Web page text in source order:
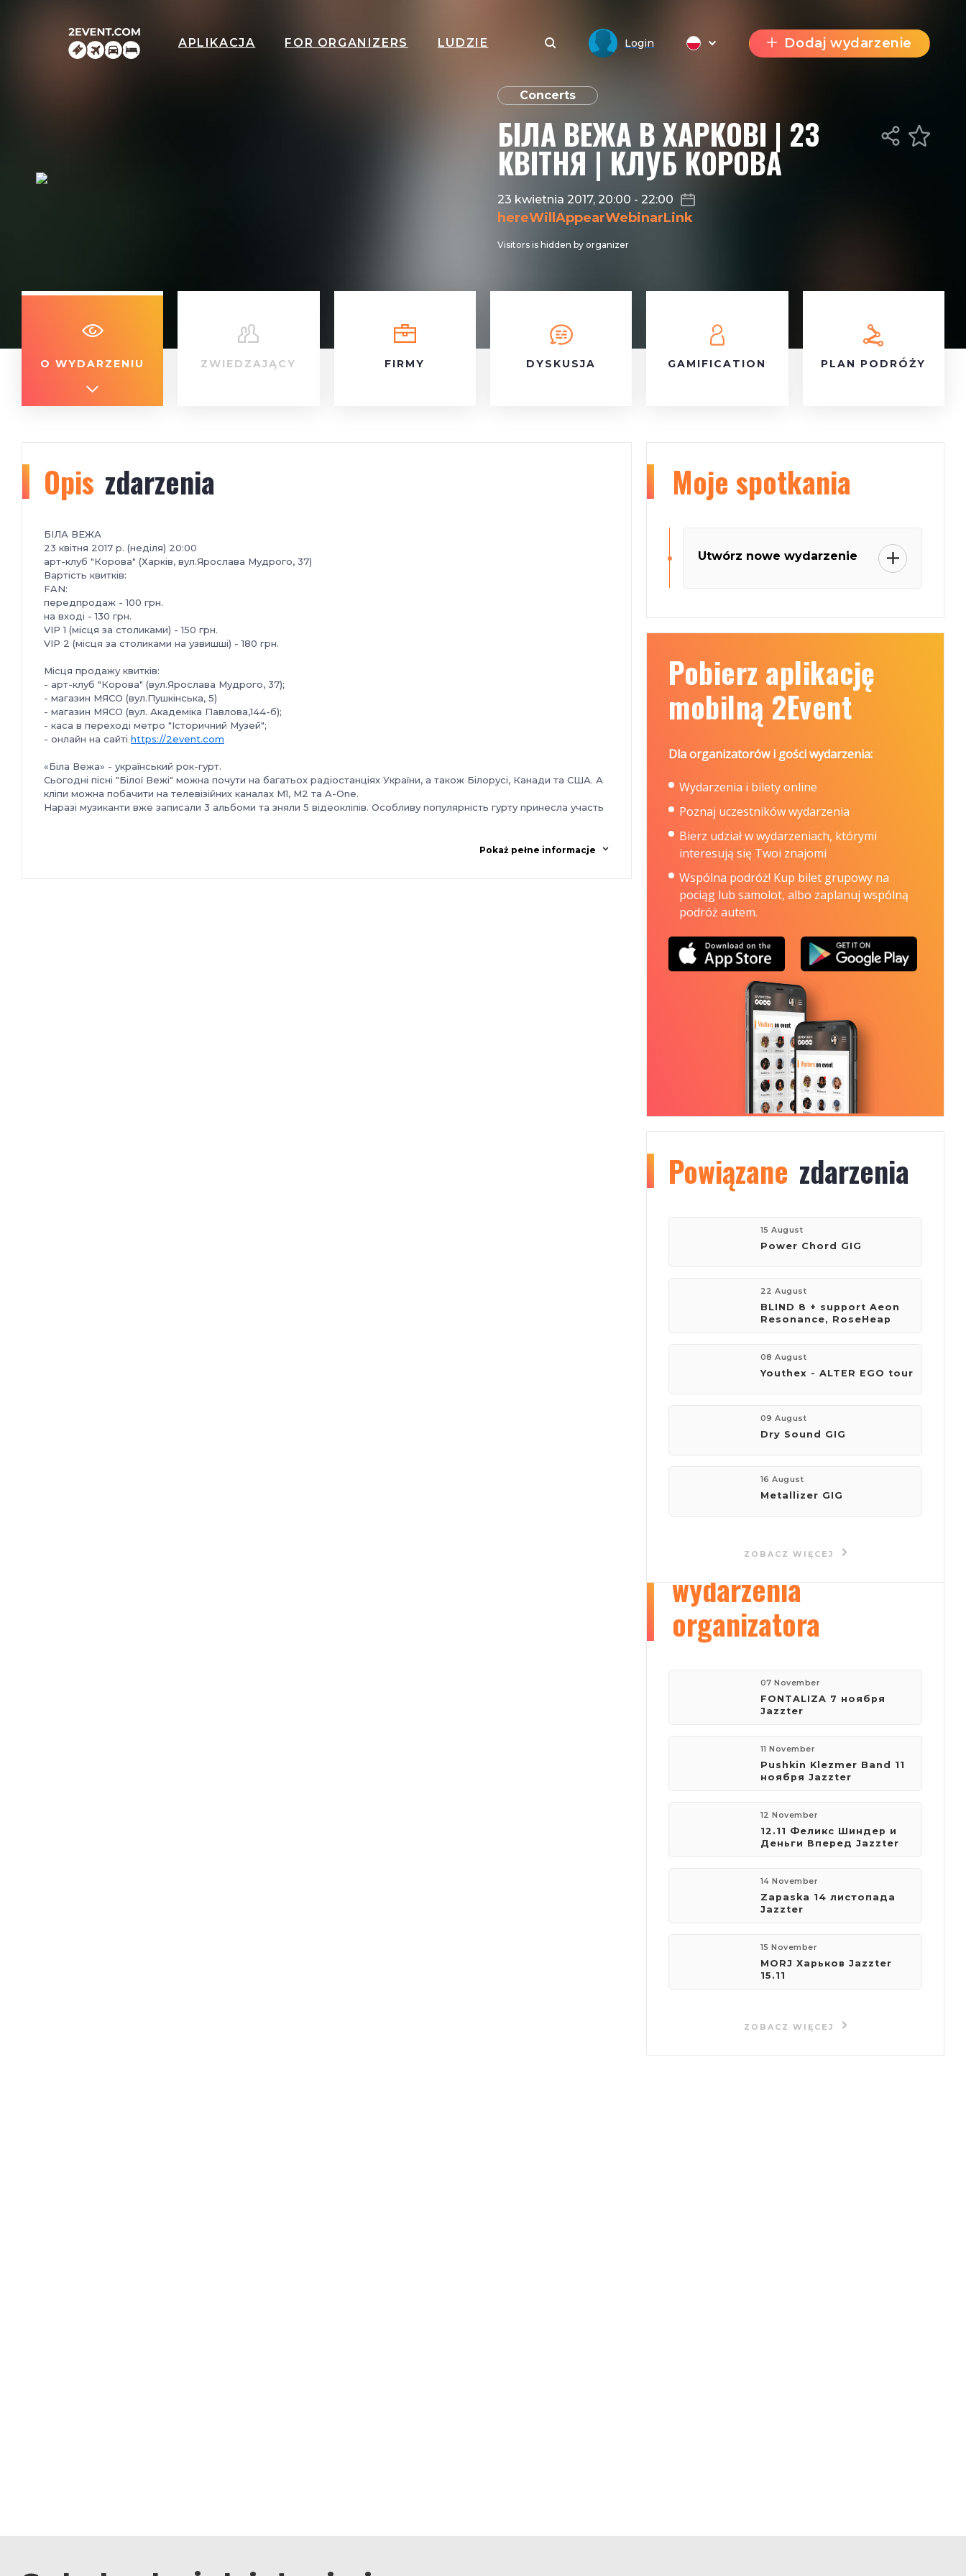
APLIKACJA FOR ORGANIZERS LUDZIE Login Dodaj wydarzenie
Concerts
БІЛА ВЕЖА В ХАРКОВІ | 23
КВІТНЯ | КЛУБ КОРОВА
23 kwietnia 2017, 20:00 - 22:00
hereWillAppearWebinarLink
Visitors is hidden by organizer
O WYDARZENIU ZWIEDZAJĄCY FIRMY DYSKUSJA GAMIFICATION PLAN PODRÓŻY
Opis zdarzenia
БІЛА ВЕЖА
23 квітня 2017 р. (неділя) 20:00
арт-клуб "Корова" (Харків, вул.Ярослава Мудрого, 37)
Вартість квитків:
FAN:
передпродаж - 100 грн.
на вході - 130 грн.
VIP 1 (місця за столиками) - 150 грн.
VIP 2 (місця за столиками на узвишші) - 180 грн.
Місця продажу квитків:
- арт-клуб "Корова" (вул.Ярослава Мудрого, 37);
- магазин МЯСО (вул.Пушкінська, 5)
- магазин МЯСО (вул. Академіка Павлова,144-б);
- каса в переході метро "Історичний Музей";
- онлайн на сайті https://2event.com
«Біла Вежа» - український рок-гурт.
Сьогодні пісні "Білої Вежі" можна почути на багатьох радіостанціях України, а також Білорусі, Канади та США. А
кліпи можна побачити на телевізійних каналах М1, М2 та A-One.
Наразі музиканти вже записали 3 альбоми та зняли 5 відеокліпів. Особливу популярність гурту принесла участь
Pokaż pełne informacje
Mojespotkania
Utwórz nowe wydarzenie
Pobierz aplikację
mobilną 2Event
Dla organizatorów i gości wydarzenia:
Wydarzenia i bilety online
Poznaj uczestników wydarzenia
Bierz udział w wydarzeniach, którymi
interesują się Twoi znajomi
Wspólna podróż! Kup bilet grupowy na
pociąg lub samolot, albo zaplanuj wspólną
podróż autem.
Organizer info
76
firma:
telefon:
e-mail:
Wyświetl stronę
wydarzenia
organizatora
07 November
FONTALIZA 7 ноября
Jazzter
11 November
Pushkin Klezmer Band 11
ноября Jazzter
12 November
12.11 Феликс Шиндер и
Деньги Вперед Jazzter
14 November
Zapaska 14 листопада
Jazzter
15 November
MORJ Харьков Jazzter
15.11
ZOBACZ WIĘCEJ
Powiązane zdarzenia
15 August
Power Chord GIG
22 August
BLIND 8 + support Aeon
Resonance, RoseHeap
08 August
Youthex - ALTER EGO tour
09 August
Dry Sound GIG
16 August
Metallizer GIG
ZOBACZ WIĘCEJ